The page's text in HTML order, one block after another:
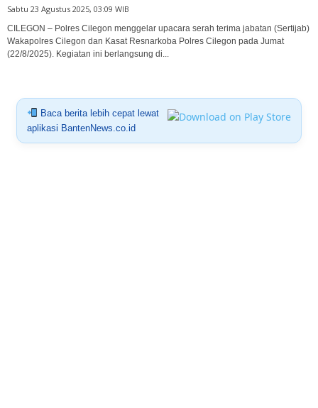
Sabtu 23 Agustus 2025, 03:09 WIB
CILEGON – Polres Cilegon menggelar upacara serah terima jabatan (Sertijab)
Wakapolres Cilegon dan Kasat Resnarkoba Polres Cilegon pada Jumat
(22/8/2025). Kegiatan ini berlangsung di...
Baca berita lebih cepat lewat
aplikasi BantenNews.co.id